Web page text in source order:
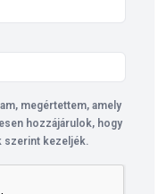
megértettem, amely
hozzájárulok, hogy
szerint kezeljék.